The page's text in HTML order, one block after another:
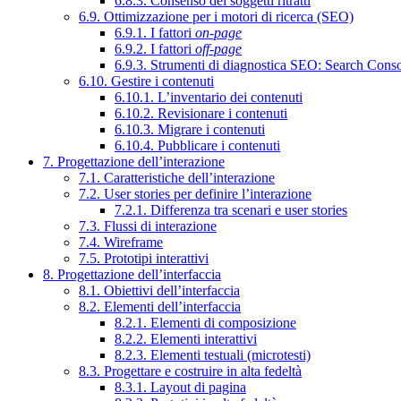
6.9. Ottimizzazione per i motori di ricerca (SEO)
6.9.1. I fattori on-page
6.9.2. I fattori off-page
6.9.3. Strumenti di diagnostica SEO: Search
6.10. Gestire i contenuti
6.10.1. L’inventario dei contenuti
6.10.2. Revisionare i contenuti
6.10.3. Migrare i contenuti
6.10.4. Pubblicare i contenuti
7. Progettazione dell’interazione
7.1. Caratteristiche dell’interazione
7.2. User stories per definire l’interazione
7.2.1. Differenza tra scenari e user stories
7.3. Flussi di interazione
7.4. Wireframe
7.5. Prototipi interattivi
8. Progettazione dell’interfaccia
8.1. Obiettivi dell’interfaccia
8.2. Elementi dell’interfaccia
8.2.1. Elementi di composizione
8.2.2. Elementi interattivi
8.2.3. Elementi testuali (microtesti)
8.3. Progettare e costruire in alta fedeltà
8.3.1. Layout di pagina